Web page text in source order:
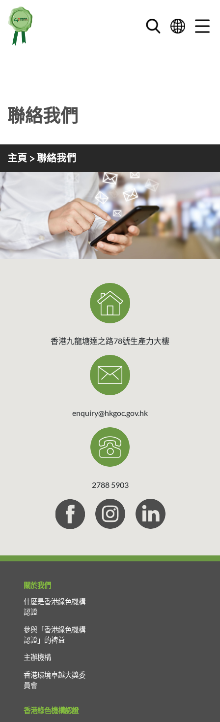
跳到内文
聯絡我們
主頁 > 聯絡我們
香港綠色機構
香港九龍塘達之路78號生產力大樓
enquiry@hkgoc.gov.hk
2788 5903
關於我們
什麼是香港綠色機構
認證
參與「香港綠色機構
認證」的裨益
主辦機構
香港環境卓越大獎委
員會
香港綠色機構認證